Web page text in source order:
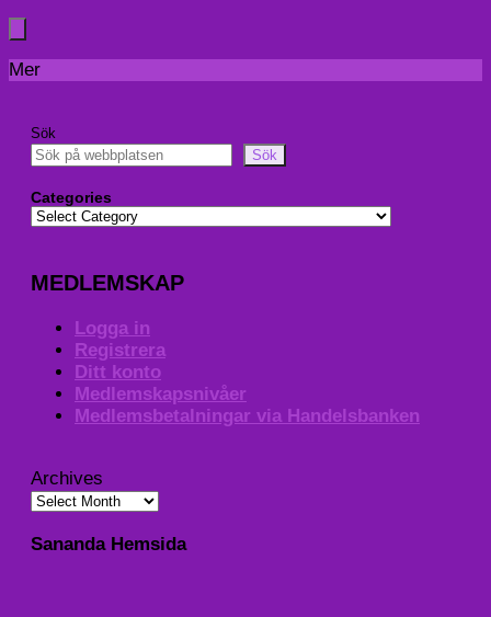
Mer
Sök
Sök
Categories
MEDLEMSKAP
Logga in
Registrera
Ditt konto
Medlemskapsnivåer
Medlemsbetalningar via Handelsbanken
Archives
Sananda Hemsida